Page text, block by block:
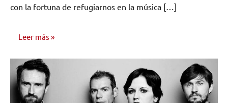
con la fortuna de refugiarnos en la música […]
Leer más
RESEÑAS